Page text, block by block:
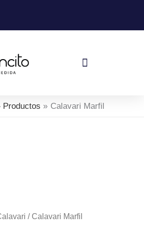
Productos Calavari Marfil
/ Calavari Marfil